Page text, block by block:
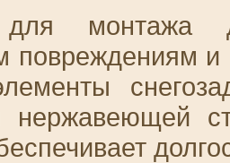
для монтажа
повреждениям
нержавеющей